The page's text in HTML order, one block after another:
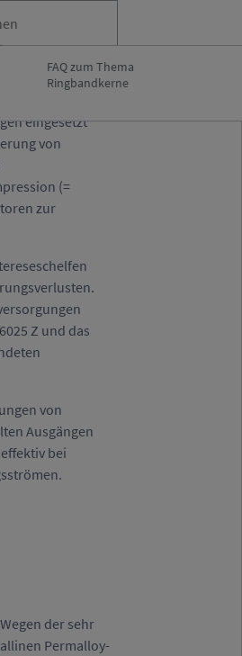
FAQ zum Thema
Ringbandkerne
eingesetzt
von
(=
zur
6025 Z und das
von
Ausgängen
bei
der sehr
Permalloy-